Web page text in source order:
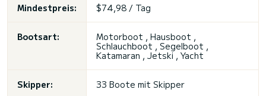
Mindestpreis: $74,98 / Tag
Bootsart:
Motorboot , Hausboot ,
Schlauchboot , Segelboot ,
Katamaran , Jetski , Yacht
Skipper: 33 Boote mit Skipper